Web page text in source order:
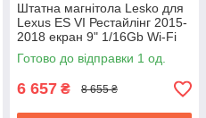
Штатна магнітола Lesko для
Lexus ES VI Рестайлінг 2015-
2018 екран 9" 1/16Gb Wi-Fi
GPS Base
Готово до відправки 1 од.
6 657 ₴ 8 655 ₴